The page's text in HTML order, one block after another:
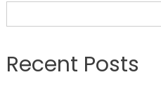
Recent Posts